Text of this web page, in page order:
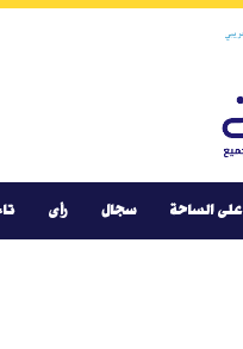
على الساحة سجال رأى